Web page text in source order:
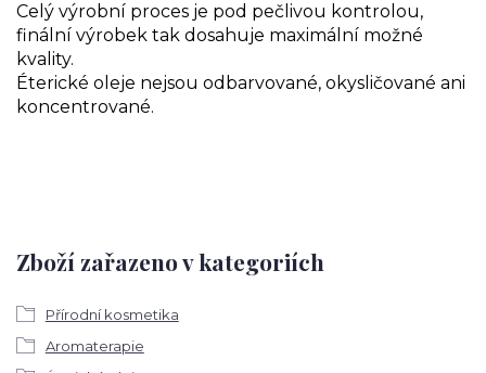
Celý výrobní proces je pod pečlivou kontrolou,
finální výrobek tak dosahuje maximální možné
kvality.
Éterické oleje nejsou odbarvované, okysličované ani
koncentrované.
Zboží zařazeno v kategoriích
Přírodní kosmetika
Aromaterapie